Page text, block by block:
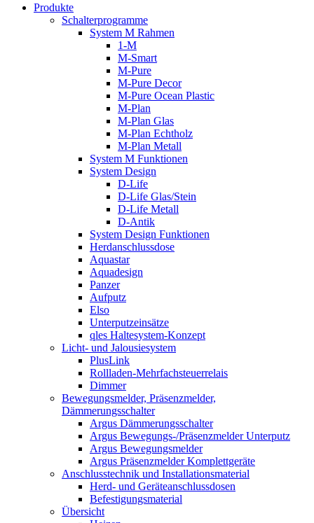
Produkte
Schalterprogramme
System M Rahmen
1-M
M-Smart
M-Pure
M-Pure Decor
M-Pure Ocean Plastic
M-Plan
M-Plan Glas
M-Plan Echtholz
M-Plan Metall
System M Funktionen
System Design
D-Life
D-Life Glas/Stein
D-Life Metall
D-Antik
System Design Funktionen
Herdanschlussdose
Aquastar
Aquadesign
Panzer
Aufputz
Elso
Unterputzeinsätze
qles Haltesystem-Konzept
Licht- und Jalousiesystem
PlusLink
Rollladen-Mehrfachsteuerrelais
Dimmer
Bewegungsmelder, Präsenzmelder,
Dämmerungsschalter
Argus Dämmerungsschalter
Argus Bewegungs-/Präsenzmelder Unterputz
Argus Bewegungsmelder
Argus Präsenzmelder Komplettgeräte
Anschlusstechnik und Installationsmaterial
Herd- und Geräteanschlussdosen
Befestigungsmaterial
Übersicht